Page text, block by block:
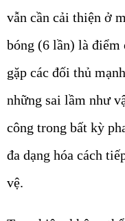
vẫn cần cải thiện ở
bóng (6 lần) là điểm
gặp các đối thủ
những sai lầm như
công trong bất kỳ
đa dạng hóa cách
vệ.